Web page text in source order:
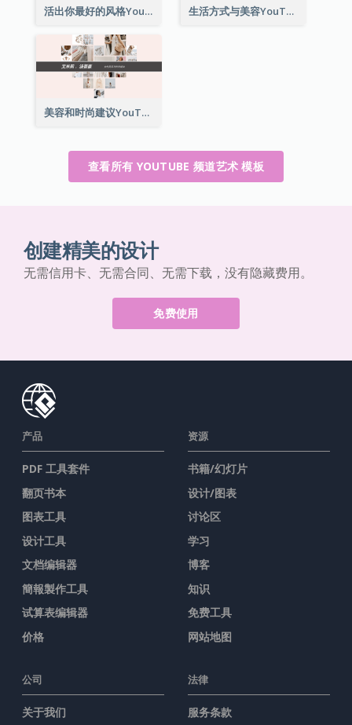
活出你最好的风格YouTube频道图片 生活方式与美容YouTube频道图片
美容和时尚建议YouTube频道图片
查看所有 YOUTUBE 频道艺术 模板
创建精美的设计
无需信用卡、无需合同、无需下载，没有隐藏费用。
免费使用
产品
PDF 工具套件
翻页书本
图表工具
设计工具
文档编辑器
簡報製作工具
试算表编辑器
价格
资源
书籍/幻灯片
设计/图表
讨论区
学习
博客
知识
免费工具
网站地图
公司
关于我们
法律
服务条款